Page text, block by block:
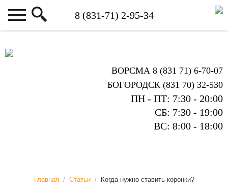
ВОРСМА 8 (831 71) 6-70-07
БОГОРОДСК (831 70) 32-530
ПН - ПТ: 7:30 - 20:00
СБ: 7:30 - 19:00
ВС: 8:00 - 18:00
Главная / Статьи / Когда нужно ставить коронки?